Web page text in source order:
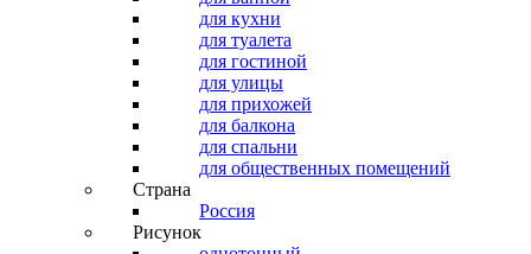
для кухни
для туалета
для гостиной
для улицы
для прихожей
для балкона
для спальни
для общественных помещений
Страна
Россия
Рисунок